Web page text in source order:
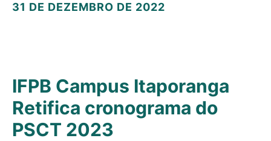
31 DE DEZEMBRO DE 2022
IFPB Campus Itaporanga
Retifica cronograma do
PSCT 2023